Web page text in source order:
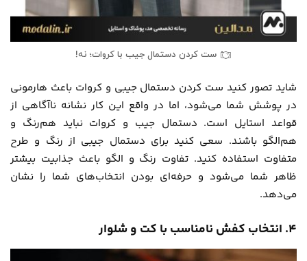
ست کردن دستمال جیب با کروات؛ نه!
شاید تصور کنید ست کردن دستمال جیبی و کروات باعث هارمونی
در پوشش شما می‌شود، اما در واقع این کار نشانه ناآگاهی از
قواعد استایل است. دستمال جیب و کروات نباید هم‌رنگ و
هم‌الگو باشند. سعی کنید برای دستمال جیبی از رنگ و طرح
متفاوت استفاده کنید. تفاوت رنگ و الگو باعث جذابیت بیشتر
ظاهر شما می‌شود و حرفه‌ای بودن انتخاب‌های شما را نشان
می‌دهد.
۴. انتخاب کفش نامناسب با کت و شلوار